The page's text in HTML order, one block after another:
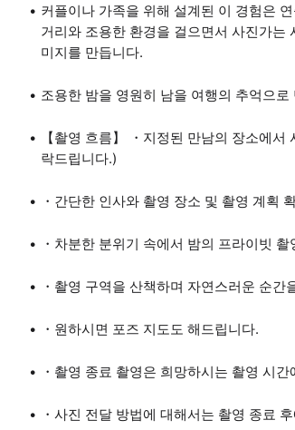
커플이나 가족을 위해 설계된 이 경험은
거리와 조용한 환경을 걸으면서 사진가는
미지를 만듭니다.
조용한 밤을 영원히 남을 여행의 추억으로
【촬영 흐름】 ・지정된 만남의 장소에
락드립니다.)
・간단한 인사와 촬영 장소 및 촬영 계획
・차분한 분위기 속에서 밤의 프라이빗
・촬영 구역을 산책하며 자연스러운 순간
・원하시면 포즈 지도도 해드립니다.
・촬영 종료 촬영은 희망하시는 촬영 시
・사진 전달 방법에 대해서는 촬영 종료